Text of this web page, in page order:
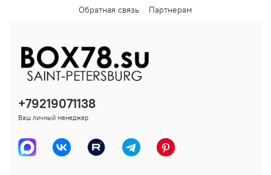
Обратная связь
Партнерам
+79219071138
Ваш личный менеджер